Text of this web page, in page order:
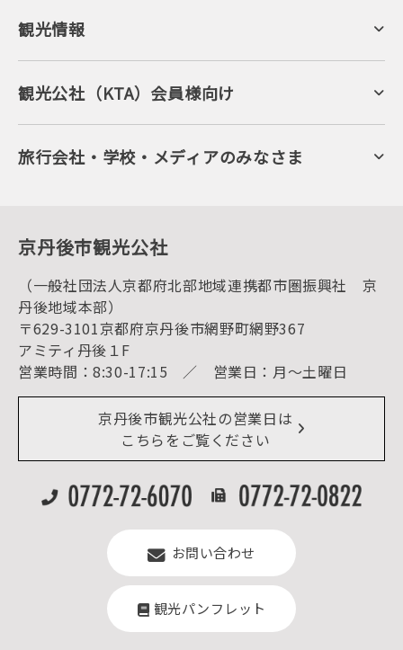
観光情報
京丹後について
ジオパークの絶景
キャンプ・グランピング
自然景観
旬の食
フルーツ
美術館・資料館
観光
海水浴
キャンプ
お宿探し
宿泊・日帰り予約（空室検索）
予約照会・予約キャンセル
宿泊施設一覧（お宿比較ページ）
アクセス
お知らせ
イベント情報
デジタル観光パンフレット
リアルタイム道路情報
よくある質問
観光公社（KTA）会員様向け
KTA会員コミュニティ
会員向けサービス
KTAニュースレター
会員加入・会員情報（会員規程）
旅行会社・学校・メディアのみなさま
プレスリリース
京丹後市観光公社
（一般社団法人京都府北部地域連携都市圏振興社 京
丹後地域本部）
〒629-3101京都府京丹後市網野町網野367
アミティ丹後１F
営業時間：8:30-17:15 ／ 営業日：月～土曜日
京丹後市観光公社の営業日は
こちらをご覧ください
お問い合わせ
観光パンフレット